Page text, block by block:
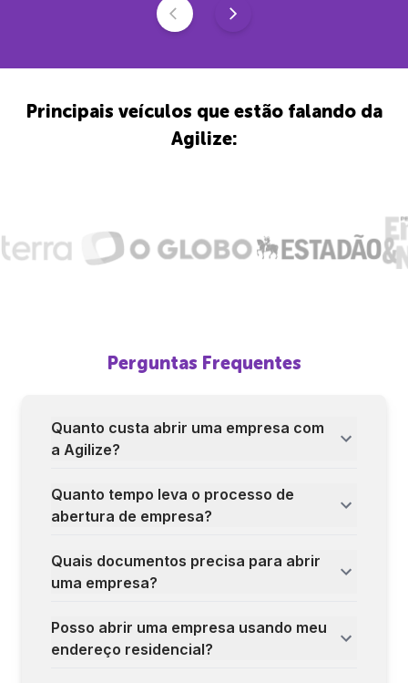
Principais veículos que estão falando da
Agilize:
Perguntas Frequentes
Quanto custa abrir uma empresa com
a Agilize?
Quanto tempo leva o processo de
abertura de empresa?
Quais documentos precisa para abrir
uma empresa?
Posso abrir uma empresa usando meu
endereço residencial?